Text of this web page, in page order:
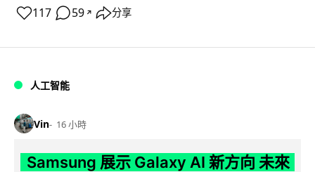
117 59 ↗ 分享
人工智能
Vin 16 小時
Samsung 展示 Galaxy AI 新方向 未來